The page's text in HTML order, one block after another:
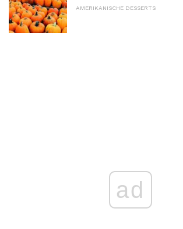
AMERIKANISCHE DESSERTS
ad